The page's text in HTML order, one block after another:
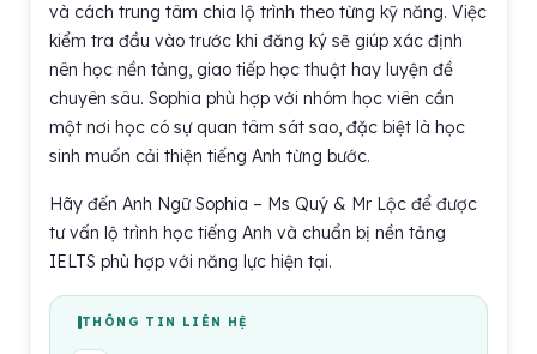
và cách trung tâm chia lộ trình theo từng kỹ năng. Việc
kiểm tra đầu vào trước khi đăng ký sẽ giúp xác định
nên học nền tảng, giao tiếp học thuật hay luyện đề
chuyên sâu. Sophia phù hợp với nhóm học viên cần
một nơi học có sự quan tâm sát sao, đặc biệt là học
sinh muốn cải thiện tiếng Anh từng bước.
Hãy đến Anh Ngữ Sophia – Ms Quý & Mr Lộc để được
tư vấn lộ trình học tiếng Anh và chuẩn bị nền tảng
IELTS phù hợp với năng lực hiện tại.
THÔNG TIN LIÊN HỆ